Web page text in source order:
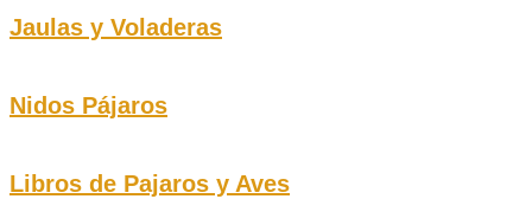
Jaulas y Voladeras
Nidos Pájaros
Libros de Pajaros y Aves